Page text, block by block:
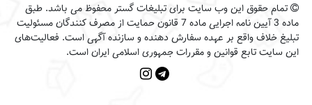
تمام حقوق این وب سایت برای تبلیغات گستر محفوظ می باشد. طبق
ماده 3 آیین نامه اجرایی ماده 7 قانون حمایت از مصرف کنندگان مسئولیت
تبلیغ خلاف واقع بر عهده سفارش دهنده و سازنده آگهی است. فعالیت‌های
این سایت تابع قوانین و مقررات جمهوری اسلامی ایران است.